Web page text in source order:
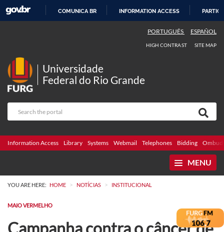
COMUNICA BR INFORMATION ACCESS
PORTUGUÊS ESPAÑOL
HIGH CONTRAST SITE MAP
Universidade
Federal do Rio Grande
Information Access Library Systems Webmail Telephones Bidding
MENU
YOU ARE HERE: HOME > NOTÍCIAS > INSTITUCIONAL
MAIO VERMELHO
Campanha contra o câncer de